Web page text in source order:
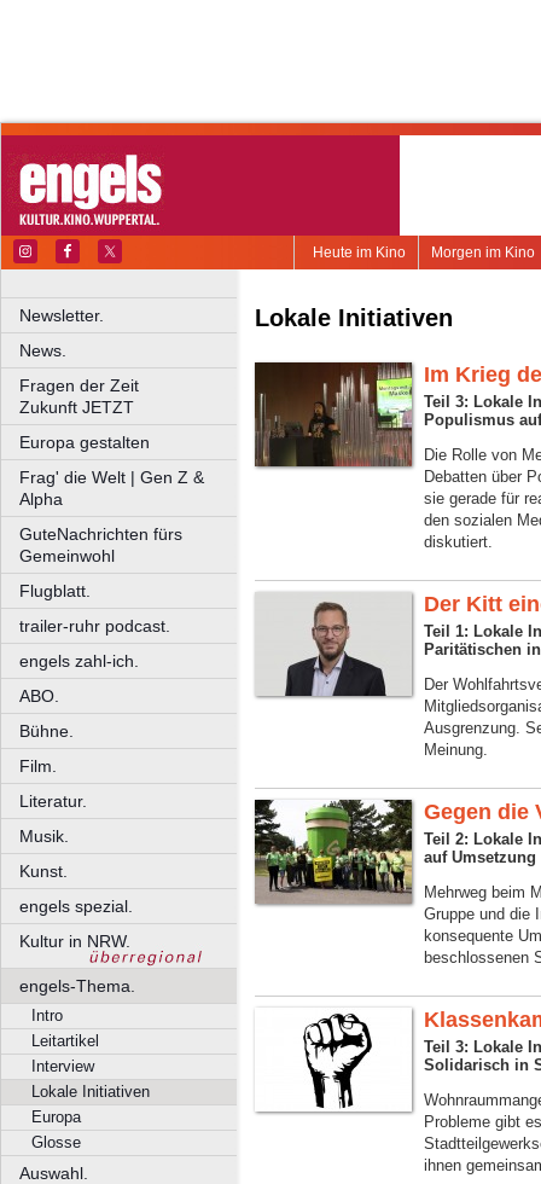
Morgen im Kino
Heute im Kino
Newsletter.
News.
Fragen der Zeit
Zukunft JETZT
Europa gestalten
Frag' die Welt | Gen Z &
Alpha
GuteNachrichten fürs
Gemeinwohl
Flugblatt.
trailer-ruhr podcast.
engels zahl-ich.
ABO.
Bühne.
Film.
Literatur.
Musik.
Kunst.
engels spezial.
Kultur in NRW.
engels-Thema.
Intro
Leitartikel
Interview
Lokale Initiativen
Europa
Glosse
Auswahl.
Lokale Initiativen
Im Krieg
Teil 3: Lokale
Populismus auf
Die Rolle von
Debatten über
sie gerade für
den sozialen
diskutiert.
Der Kitt
Teil 1: Lokale
Paritätischen
Der
Ausgrenzung.
Meinung.
Gegen die
Teil 2: Lokale
auf
Mehrweg beim
Gruppe und die
konsequente
beschlossenen
Teil 3: Lokale
Solidarisch in
Probleme gibt
ihnen